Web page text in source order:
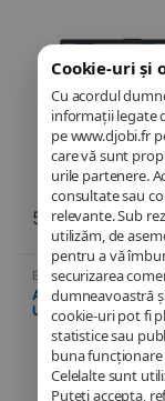
Cookie-uri și
Cu acordul
informații legate
pe www.djobi.fr
care vă sunt
urile partenere.
consultate sau
relevante. Sub
utilizăm, de
pentru a vă
securizarea
dumneavoastră
cookie-uri pot fi
statistice sau
buna
Celelalte sunt
Puteți accepta,
559,90€
Ecran de computer,
Dispozitive
ASUS ProArt
UWQHD – Écran PC
34,1″ (3440×1440)
HDR10, USB-C 96W
100 %